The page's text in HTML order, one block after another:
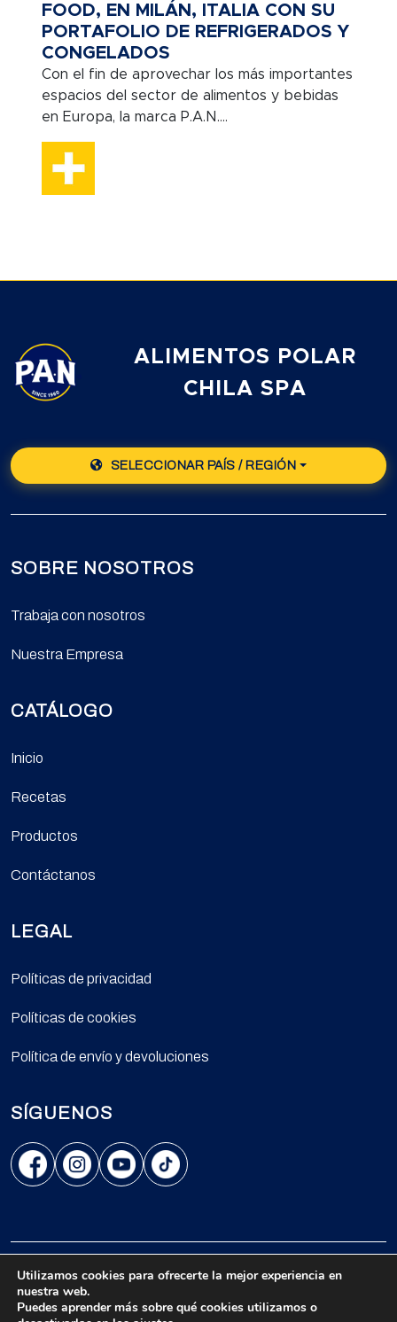
FOOD, EN MILÁN, ITALIA CON SU
PORTAFOLIO DE REFRIGERADOS Y
CONGELADOS
Con el fin de aprovechar los más importantes
espacios del sector de alimentos y bebidas
en Europa, la marca P.A.N....
ALIMENTOS POLAR
CHILA SPA
SELECCIONAR PAÍS / REGIÓN
SOBRE NOSOTROS
Trabaja con nosotros
Nuestra Empresa
CATÁLOGO
Inicio
Recetas
Productos
Contáctanos
LEGAL
Políticas de privacidad
Políticas de cookies
Política de envío y devoluciones
SÍGUENOS
Avenida Kennedy 5454, Oficina 702, Vitacura, Santiago.
© 2026 Todos los derechos reservados.
Utilizamos cookies para ofrecerte la mejor experiencia en
nuestra web.
Puedes aprender más sobre qué cookies utilizamos o